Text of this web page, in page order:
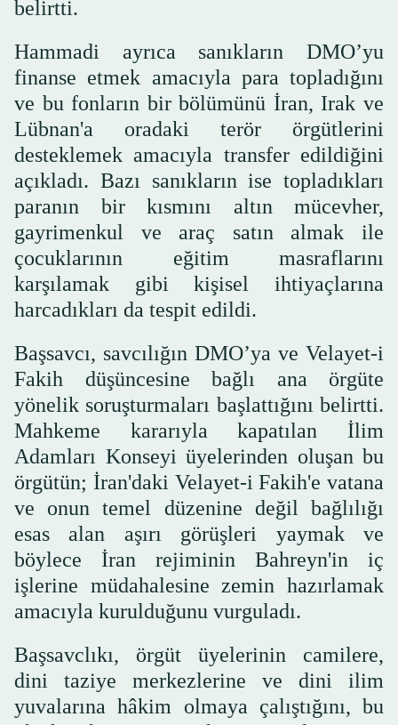
belirtti.
Hammadi ayrıca sanıkların DMO’yu
finanse etmek amacıyla para topladığını
ve bu fonların bir bölümünü İran, Irak ve
Lübnan'a oradaki terör örgütlerini
desteklemek amacıyla transfer edildiğini
açıkladı. Bazı sanıkların ise topladıkları
paranın bir kısmını altın mücevher,
gayrimenkul ve araç satın almak ile
çocuklarının eğitim masraflarını
karşılamak gibi kişisel ihtiyaçlarına
harcadıkları da tespit edildi.
Başsavcı, savcılığın DMO’ya ve Velayet-i
Fakih düşüncesine bağlı ana örgüte
yönelik soruşturmaları başlattığını belirtti.
Mahkeme kararıyla kapatılan İlim
Adamları Konseyi üyelerinden oluşan bu
örgütün; İran'daki Velayet-i Fakih'e vatana
ve onun temel düzenine değil bağlılığı
esas alan aşırı görüşleri yaymak ve
böylece İran rejiminin Bahreyn'in iç
işlerine müdahalesine zemin hazırlamak
amacıyla kurulduğunu vurguladı.
Başsavclıkı, örgüt üyelerinin camilere,
dini taziye merkezlerine ve dini ilim
yuvalarına hâkim olmaya çalıştığını, bu